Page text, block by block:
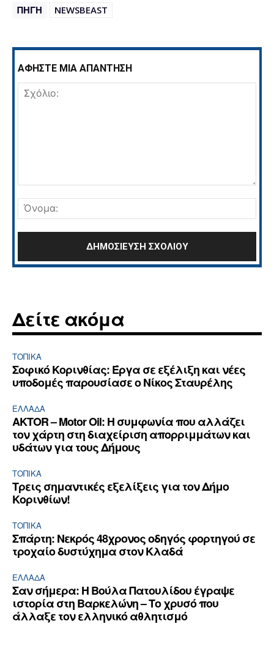
ΠΗΓΗ NEWSBEAST
ΑΦΗΣΤΕ ΜΙΑ ΑΠΑΝΤΗΣΗ
Δείτε ακόμα
ΤΟΠΙΚΑ
Σοφικό Κορινθίας: Έργα σε εξέλιξη και νέες
υποδομές παρουσίασε ο Νίκος Σταυρέλης
ΕΛΛΆΔΑ
AKTOR – Motor Oil: Η συμφωνία που αλλάζει
τον χάρτη στη διαχείριση απορριμμάτων και
υδάτων για τους Δήμους
ΤΟΠΙΚΑ
Τρεις σημαντικές εξελίξεις για τον Δήμο
Κορινθίων!
ΤΟΠΙΚΑ
Σπάρτη: Νεκρός 48χρονος οδηγός φορτηγού σε
τροχαίο δυστύχημα στον Κλαδά
ΕΛΛΆΔΑ
Σαν σήμερα: Η Βούλα Πατουλίδου έγραψε
ιστορία στη Βαρκελώνη – Το χρυσό που
άλλαξε τον ελληνικό αθλητισμό